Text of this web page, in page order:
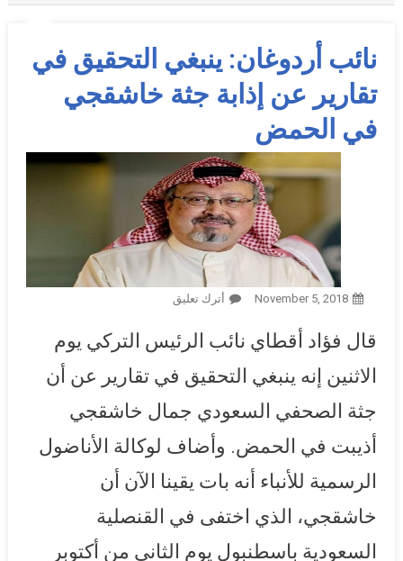
نائب أردوغان: ينبغي التحقيق في
تقارير عن إذابة جثة خاشقجي
في الحمض
November 5, 2018 أترك تعليق
خاشقجي في الحمض
قال فؤاد أقطاي نائب الرئيس التركي يوم
الاثنين إنه ينبغي التحقيق في تقارير عن أن
جثة الصحفي السعودي جمال خاشقجي
أذيبت في الحمض. وأضاف لوكالة الأناضول
الرسمية للأنباء أنه بات يقينا الآن أن
خاشقجي، الذي اختفى في القنصلية
السعودية باسطنبول يوم الثاني من أكتوبر